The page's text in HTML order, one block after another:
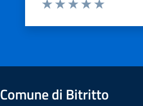
Comune di Bitritto